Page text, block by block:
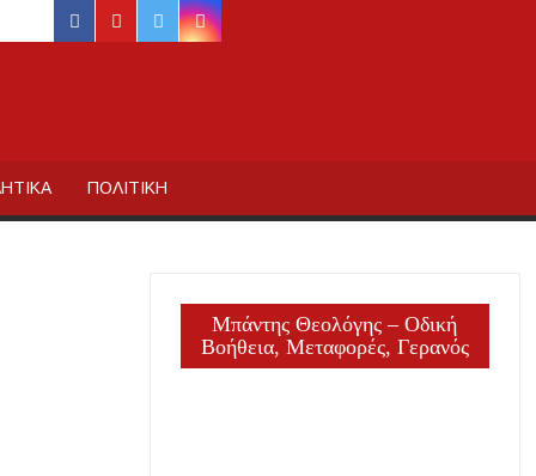
facebook
youtubetwitterinstagram
ΠΟΛΙΤΙΚΗ
Μπάντης Θεολόγης – Οδική
Βοήθεια, Μεταφορές, Γερανός